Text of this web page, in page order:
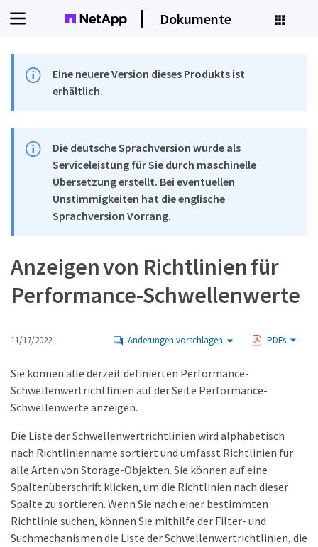
Dokumente
Eine neuere Version dieses Produkts ist
erhältlich.
Die deutsche Sprachversion wurde als
Serviceleistung für Sie durch maschinelle
Übersetzung erstellt. Bei eventuellen
Unstimmigkeiten hat die englische
Sprachversion Vorrang.
Anzeigen von Richtlinien für
Performance-Schwellenwerte
11/17/2022 Änderungen vorschlagen PDFs
Sie können alle derzeit definierten Performance-
Schwellenwertrichtlinien auf der Seite Performance-
Schwellenwerte anzeigen.
Die Liste der Schwellenwertrichtlinien wird alphabetisch
nach Richtlinienname sortiert und umfasst Richtlinien für
alle Arten von Storage-Objekten. Sie können auf eine
Spaltenüberschrift klicken, um die Richtlinien nach dieser
Spalte zu sortieren. Wenn Sie nach einer bestimmten
Richtlinie suchen, können Sie mithilfe der Filter- und
Suchmechanismen die Liste der Schwellenwertrichtlinien, die